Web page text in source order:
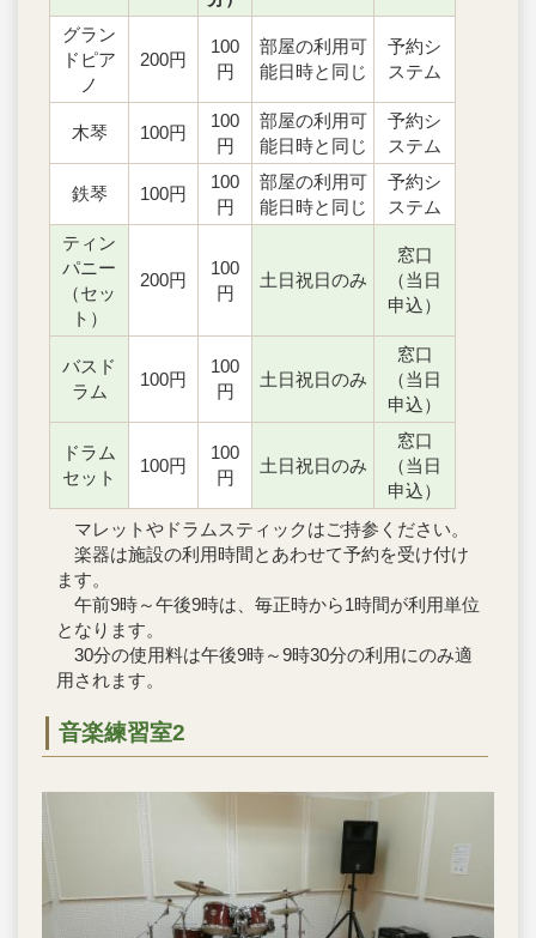
グラン
ドピア
ノ
200円
100
円
部屋の利用可
能日時と同じ
予約シ
ステム
木琴 100円
100
円
部屋の利用可
能日時と同じ
予約シ
ステム
鉄琴 100円
100
円
部屋の利用可
能日時と同じ
予約シ
ステム
ティン
パニー
（セッ
ト）
200円
100
円
土日祝日のみ
窓口
（当日
申込）
バスド
ラム
100円
100
円
土日祝日のみ
窓口
（当日
申込）
ドラム
セット
100円
100
円
土日祝日のみ
窓口
（当日
申込）
マレットやドラムスティックはご持参ください。
楽器は施設の利用時間とあわせて予約を受け付け
ます。
午前9時～午後9時は、毎正時から1時間が利用単位
となります。
30分の使用料は午後9時～9時30分の利用にのみ適
用されます。
音楽練習室2